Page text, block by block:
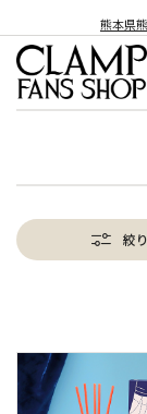
熊本県
絞